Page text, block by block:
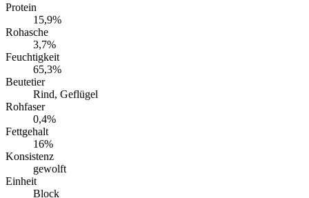
Protein
15,9%
Rohasche
3,7%
Feuchtigkeit
65,3%
Beutetier
Rind, Geflügel
Rohfaser
0,4%
Fettgehalt
16%
Konsistenz
gewolft
Einheit
Block